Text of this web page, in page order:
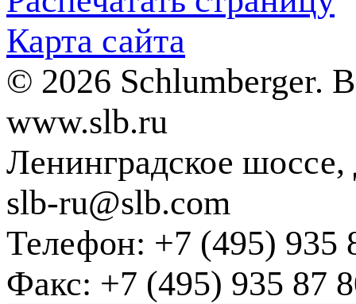
Карта сайта
© 2026 Schlumberger.
www.slb.ru
Ленинградское
slb-ru@slb.com
Телефон: +7 (495) 935
Факс: +7 (495) 935 87